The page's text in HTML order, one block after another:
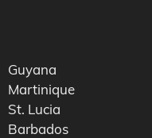
Guyana
Martinique
St. Lucia
Barbados